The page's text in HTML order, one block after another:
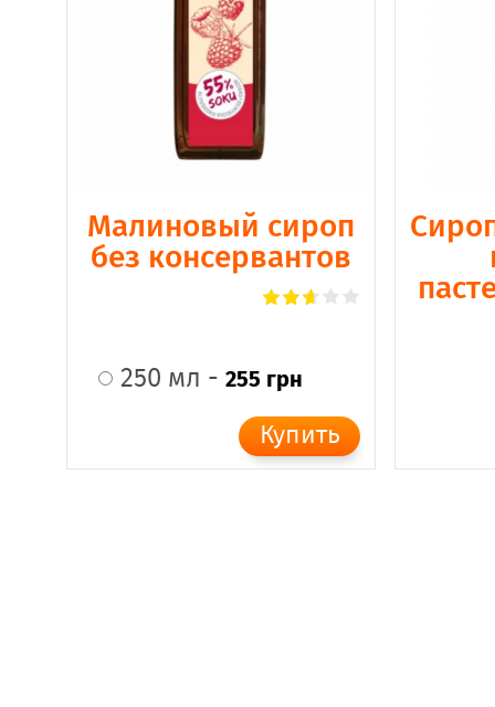
Малиновый сироп
без консервантов
250 мл - 255 грн